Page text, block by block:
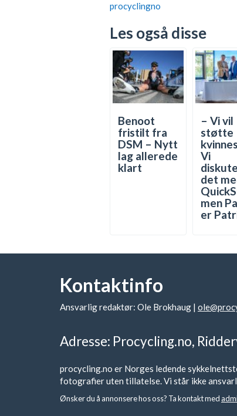
procyclingno
Les også disse
Benoot
fristilt fra
DSM – Nytt
lag allerede
klart
– Vi vil
støtte
Vi
det
men
er
Kontaktinfo
Ansvarlig redaktør: Ole Brokhaug |
Adresse: Procycling.no,
procycling.no er Norges ledende
fotografier uten tillatelse. Vi står ikke
Ønsker du å annonsere hos oss? Ta kontakt med